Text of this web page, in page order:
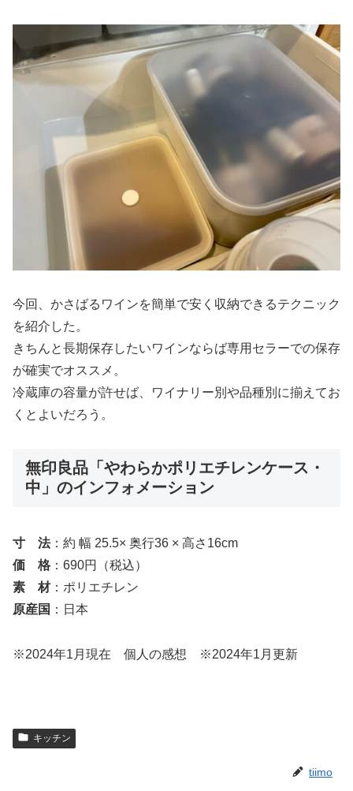
今回、かさばるワインを簡単で安く収納できるテクニック
を紹介した。
きちんと長期保存したいワインならば専用セラーでの保存
が確実でオススメ。
冷蔵庫の容量が許せば、ワイナリー別や品種別に揃えてお
くとよいだろう。
無印良品「やわらかポリエチレンケース・
中」のインフォメーション
寸 法：約 幅 25.5× 奥行36 × 高さ16cm
価 格 ：690円（税込）
素 材：ポリエチレン
原産国 ：日本
※2024年1月現在 個人の感想 ※2024年1月更新
キッチン
tiimo